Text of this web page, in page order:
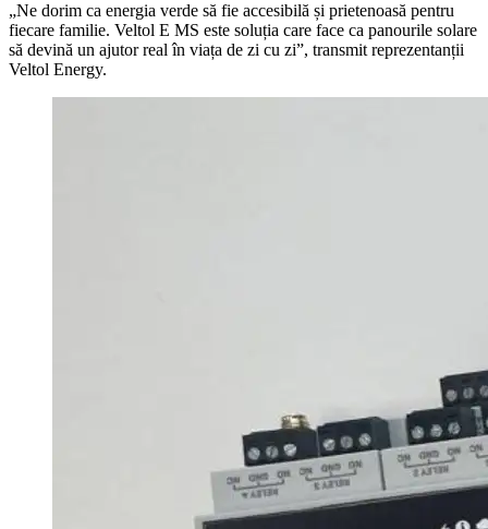
„Ne dorim ca energia verde să fie accesibilă și prietenoasă pentru
fiecare familie. Veltol E MS este soluția care face ca panourile solare
să devină un ajutor real în viața de zi cu zi”, transmit reprezentanții
Veltol Energy.